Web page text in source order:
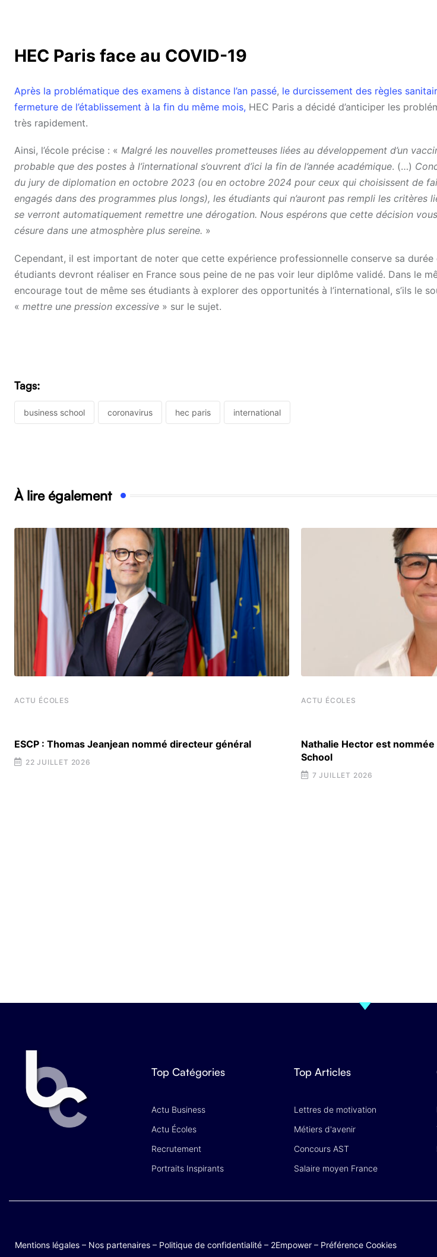
HEC Paris face au COVID-19
Après la problématique des examens à distance l’an passé, le durcissement des règles
fermeture de l’établissement à la fin du même mois, HEC Paris a décidé d’anticiper les
très rapidement.
Ainsi, l’école précise : « Malgré les nouvelles prometteuses liées au développement d’un
probable que des postes à l’international s’ouvrent d’ici la fin de l’année académique. (…)
du jury de diplomation en octobre 2023 (ou en octobre 2024 pour ceux qui choisissent de
engagés dans des programmes plus longs), les étudiants qui n’auront pas rempli les critères
se verront automatiquement remettre une dérogation. Nous espérons que cette décision
césure dans une atmosphère plus sereine. »
Cependant, il est important de noter que cette expérience professionnelle conserve sa
étudiants devront réaliser en France sous peine de ne pas voir leur diplôme validé. Dans le
encourage tout de même ses étudiants à explorer des opportunités à l’international, s’ils le
« mettre une pression excessive » sur le sujet.
Tags:
business school coronavirus hec paris international
À lire également
ACTU ÉCOLES
ESCP : Thomas Jeanjean nommé directeur général
22 JUILLET 2026
ACTU ÉCOLES
Nathalie Hector est
School
7 JUILLET 2026
Top Catégories
Actu Business
Actu Écoles
Recrutement
Portraits Inspirants
Top Articles
Lettres de motivation
Métiers d'avenir
Concours AST
Salaire moyen France
Mentions légales – Nos partenaires – Politique de confidentialité – 2Empower – Préférence Cookies